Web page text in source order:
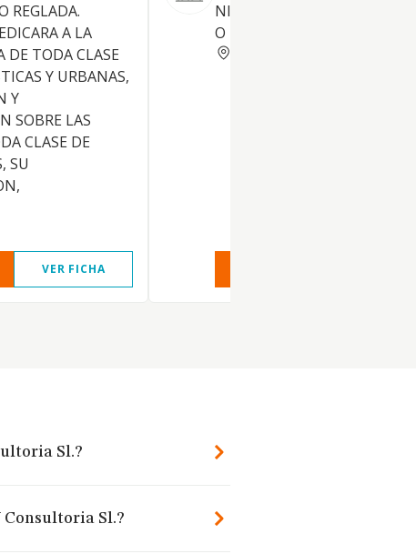
REGLADA.
A LA
DE TODA CLASE
Y URBANAS,
Y
SOBRE LAS
CLASE DE
SU
VER FICHA
NIVELES, ETAPAS Y CURSOS,
O NO REGLADA
Sl.?
Sl.?